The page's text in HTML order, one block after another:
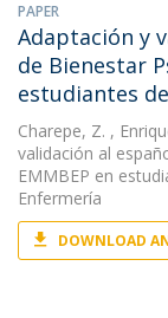
PAPER
Adaptación y
de Bienestar
estudiantes
Charepe, Z. ,
validación al
EMMBEP en
Enfermería
DOWNLOAD